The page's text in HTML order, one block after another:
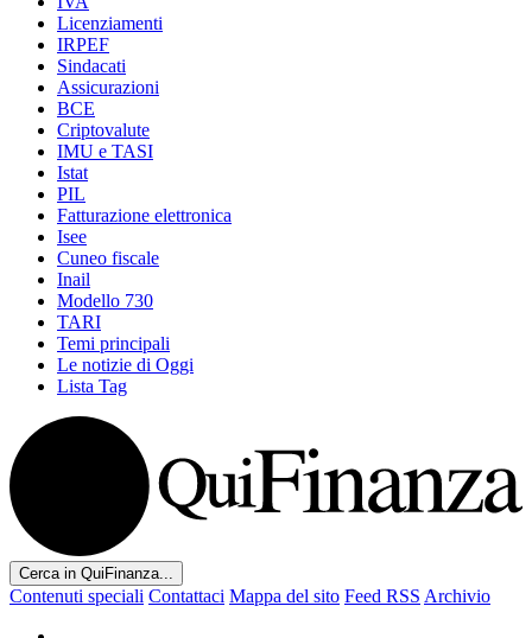
Licenziamenti
IRPEF
Sindacati
Assicurazioni
BCE
Criptovalute
IMU e TASI
Istat
PIL
Fatturazione elettronica
Isee
Cuneo fiscale
Inail
Modello 730
TARI
Temi principali
Le notizie di Oggi
Lista Tag
Cerca in QuiFinanza...
Contenuti speciali Contattaci Mappa del sito Feed RSS Archivio